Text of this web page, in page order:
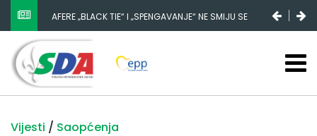
AFERE „BLACK TIE“ I „SPENGAVANJE“ NE SMIJU SE
ZATAŠKATI
Vijesti / Saopćenja